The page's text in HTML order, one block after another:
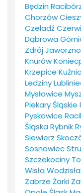
Będzin
Chorzów
Czeladź
Dąbrowa
ZdrójJaworzno
Knurów
Krzepice
Ledziny
Mysłowice
Piekary Śląskie
Pyskowice
Śląska Rybnik
Siewierz
Sosnowiec
Szczekociny
Wisła
Zabrze Żarki